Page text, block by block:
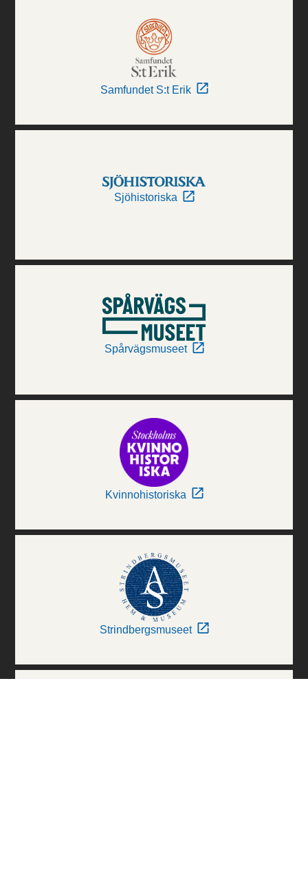
Samfundet S:t Erik
Sjöhistoriska
Spårvägsmuseet
Kvinnohistoriska
Strindbergsmuseet